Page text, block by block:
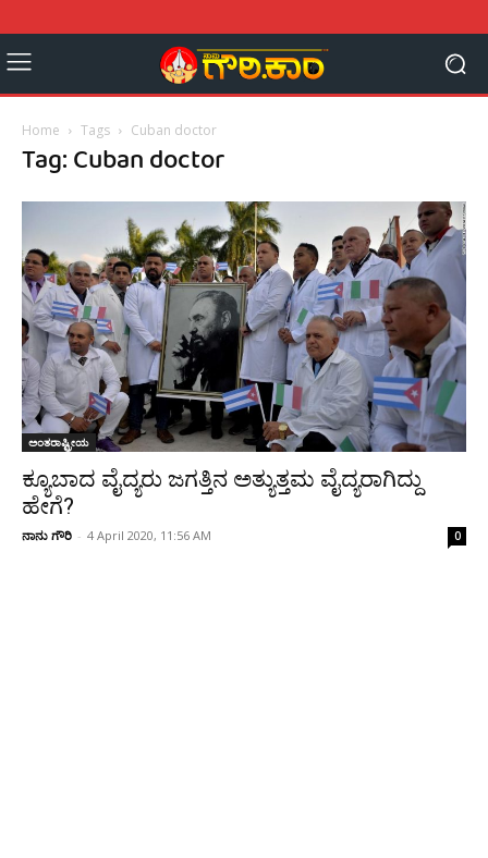
Home Tags Cuban doctor
Tag: Cuban doctor
ಅಂತರಾಷ್ಟ್ರೀಯ
ಕ್ಯೂಬಾದ ವೈದ್ಯರು ಜಗತ್ತಿನ ಅತ್ಯುತ್ತಮ ವೈದ್ಯರಾಗಿದ್ದು
ಹೇಗೆ?
ನಾನು ಗೌರಿ - 4 April 2020, 11:56 AM 0